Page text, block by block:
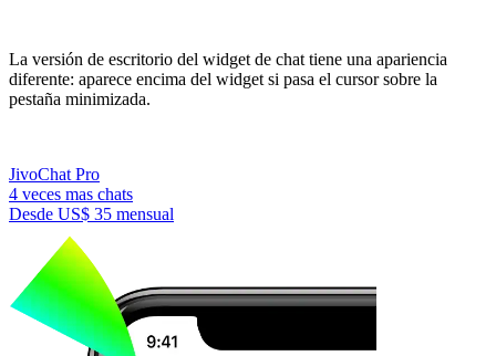
La versión de escritorio del widget de chat tiene una apariencia
diferente: aparece encima del widget si pasa el cursor sobre la
pestaña minimizada.
JivoChat Pro
4 veces mas chats
Desde US$ 35 mensual